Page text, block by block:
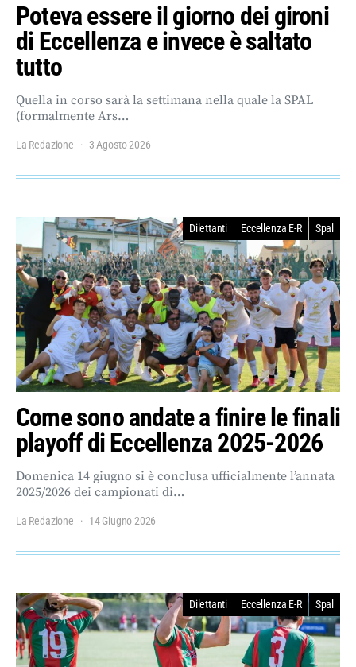
Poteva essere il giorno dei gironi
di Eccellenza e invece è saltato
tutto
Quella in corso sarà la settimana nella quale la SPAL
(formalmente Ars…
La Redazione 3 Agosto 2026
Dilettanti Eccellenza E-R Spal
Come sono andate a finire le finali
playoff di Eccellenza 2025-2026
Domenica 14 giugno si è conclusa ufficialmente l’annata
2025/2026 dei campionati di…
La Redazione 14 Giugno 2026
Dilettanti Eccellenza E-R Spal